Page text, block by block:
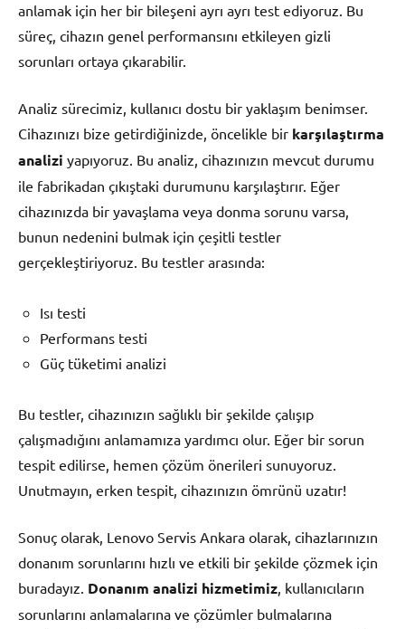
anlamak için her bir bileşeni ayrı ayrı test ediyoruz. Bu
süreç, cihazın genel performansını etkileyen gizli
sorunları ortaya çıkarabilir.
Analiz sürecimiz, kullanıcı dostu bir yaklaşım benimser.
Cihazınızı bize getirdiğinizde, öncelikle bir karşılaştırma
analizi yapıyoruz. Bu analiz, cihazınızın mevcut durumu
ile fabrikadan çıkıştaki durumunu karşılaştırır. Eğer
cihazınızda bir yavaşlama veya donma sorunu varsa,
bunun nedenini bulmak için çeşitli testler
gerçekleştiriyoruz. Bu testler arasında:
Isı testi
Performans testi
Güç tüketimi analizi
Bu testler, cihazınızın sağlıklı bir şekilde çalışıp
çalışmadığını anlamamıza yardımcı olur. Eğer bir sorun
tespit edilirse, hemen çözüm önerileri sunuyoruz.
Unutmayın, erken tespit, cihazınızın ömrünü uzatır!
Sonuç olarak, Lenovo Servis Ankara olarak, cihazlarınızın
donanım sorunlarını hızlı ve etkili bir şekilde çözmek için
buradayız. Donanım analizi hizmetimiz, kullanıcıların
sorunlarını anlamalarına ve çözümler bulmalarına